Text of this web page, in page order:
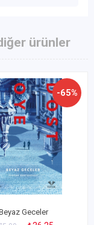
ürünler
-65%
Geceler